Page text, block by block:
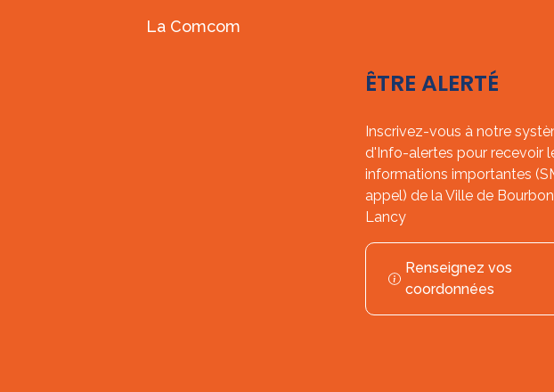
La Comcom
ÊTRE ALERTÉ
Inscrivez-vous à notre
d'Info-alertes pour recevoir
informations importantes
appel) de la Ville de Bourbon
Lancy
Renseignez vos
coordonnées